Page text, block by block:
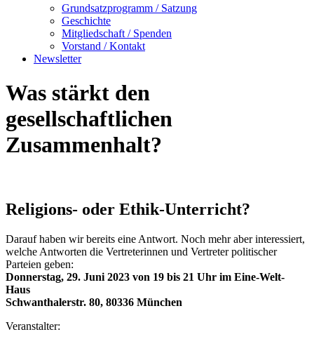
Grundsatzprogramm / Satzung
Geschichte
Mitgliedschaft / Spenden
Vorstand / Kontakt
Newsletter
Was stärkt den
gesellschaftlichen
Zusammenhalt?
Religions- oder Ethik-Unterricht?
Darauf haben wir bereits eine Antwort. Noch mehr aber interessiert,
welche Antworten die Vertreterinnen und Vertreter politischer
Parteien geben:
Donnerstag, 29. Juni 2023 von 19 bis 21 Uhr im Eine-Welt-
Haus
Schwanthalerstr. 80, 80336 München
Veranstalter: